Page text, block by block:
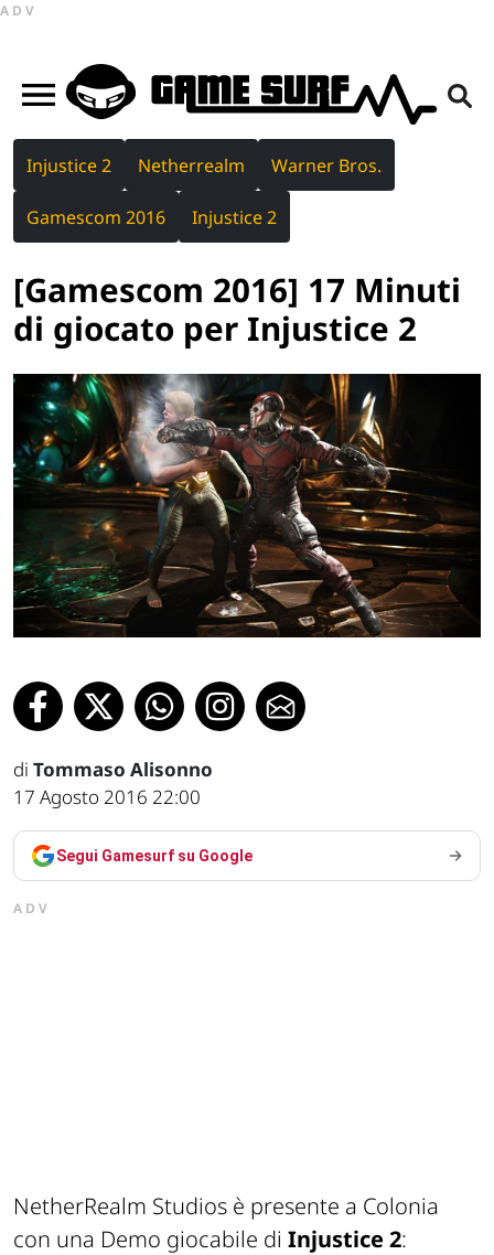
ADV
Injustice 2 Netherrealm Warner Bros.
Gamescom 2016 Injustice 2
[Gamescom 2016] 17 Minuti
di giocato per Injustice 2
di Tommaso Alisonno
17 Agosto 2016 22:00
Segui Gamesurf su Google
ADV
NetherRealm Studios è presente a Colonia
con una Demo giocabile di Injustice 2: